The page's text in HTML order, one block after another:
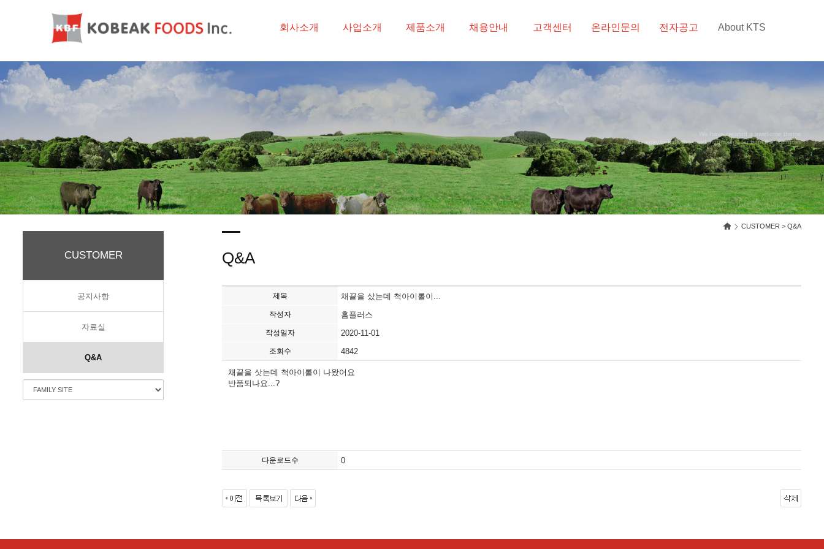
회사소개 사업소개 제품소개 채용안내 고객센터 온라인문의 전자공고 About KTS
We have created a awesome theme
Far far away,behind the word mountains, far from the countries
CUSTOMER > Q&A
CUSTOMER
공지사항
자료실
Q&A
Q&A
제목 채끝을 샀는데 척아이롤이...
작성자 홈플러스
작성일자 2020-11-01
조회수 4842
채끝을 삿는데 척아이롤이 나왔어요
반품되나요...?
다운로드수 0